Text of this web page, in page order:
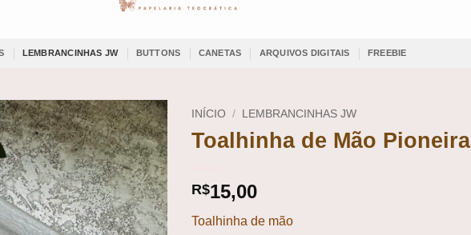
LEMBRANCINHAS JW BUTTONS CANETAS ARQUIVOS DIGITAIS FREEBIE
Add to
wishlist
INÍCIO / LEMBRANCINHAS JW
Toalhinha de Mão Pioneira
R$15,00
Toalhinha de mão